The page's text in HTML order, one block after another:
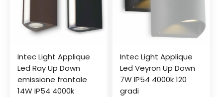
Intec Light Applique
Led Ray Up Down
emissione frontale
14W IP54 4000k
Intec Light Applique
Led Veyron Up Down
7W IP54 4000k 120
gradi